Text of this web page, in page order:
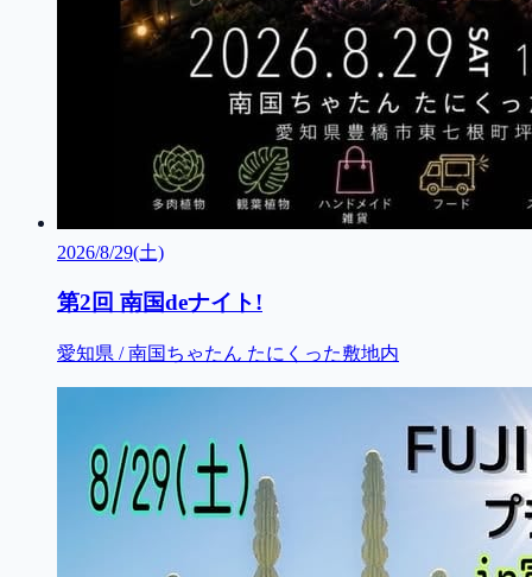
2026/8/29(土)
第2回 南国deナイト!
愛知県 / 南国ちゃたん たにくった敷地内